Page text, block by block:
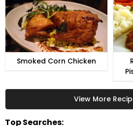
Smoked Corn Chicken
View More
Top Searches: